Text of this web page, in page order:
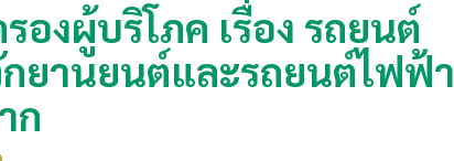
องผู้บริโภค เรื่อง รถยนต์
ยานยนต์และรถยนต์ไฟฟ้า
ก